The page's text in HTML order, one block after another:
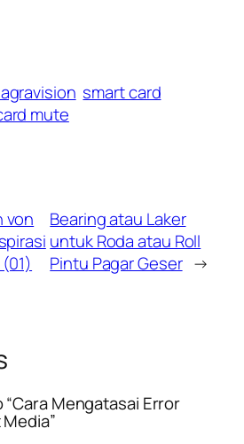
smart card
mute
von
Bearing atau Laker
untuk Roda atau Roll
Pintu Pagar Geser →
Mengatasai Error